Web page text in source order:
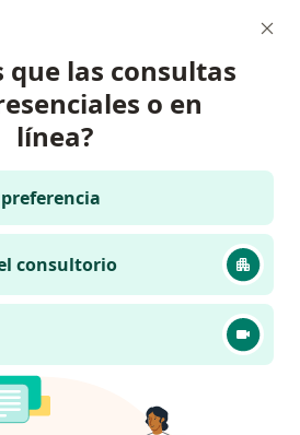
que las consultas
o en
línea?
consultorio